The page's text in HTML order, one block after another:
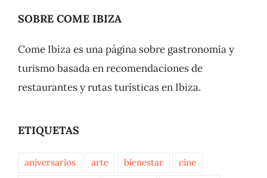
SOBRE COME IBIZA
Come Ibiza es una página sobre gastronomía y
turismo basada en recomendaciones de
restaurantes y rutas turísticas en Ibiza.
ETIQUETAS
aniversarios arte bienestar
cine